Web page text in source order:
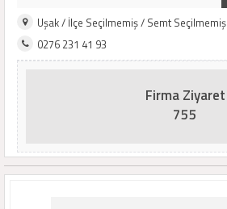
Uşak / İlçe Seçilmemiş / Semt Seçilmemiş
0276 231 41 93
Firma Ziyaret
755